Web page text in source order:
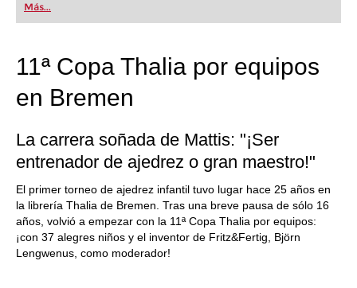
Más...
11ª Copa Thalia por equipos
en Bremen
La carrera soñada de Mattis: "¡Ser
entrenador de ajedrez o gran maestro!"
El primer torneo de ajedrez infantil tuvo lugar hace 25 años en
la librería Thalia de Bremen. Tras una breve pausa de sólo 16
años, volvió a empezar con la 11ª Copa Thalia por equipos:
¡con 37 alegres niños y el inventor de Fritz&Fertig, Björn
Lengwenus, como moderador!